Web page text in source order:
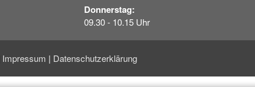
Donnerstag:
09.30 - 10.15 Uhr
Impressum | Datenschutzerklärung